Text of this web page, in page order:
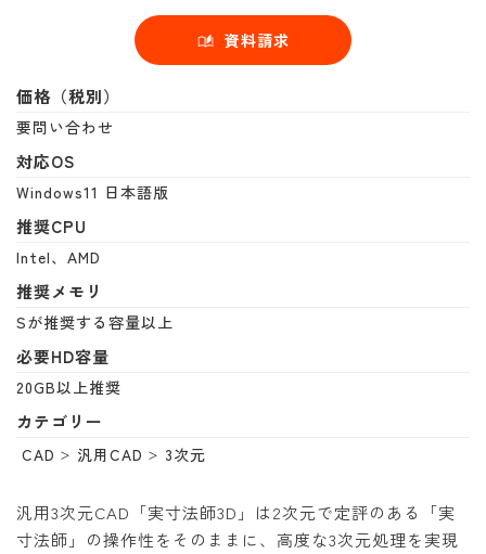
資料請求
価格（税別）
要問い合わせ
対応OS
Windows11 日本語版
推奨CPU
Intel、AMD
推奨メモリ
Sが推奨する容量以上
必要HD容量
20GB以上推奨
カテゴリー
CAD 汎用CAD 3次元
汎用3次元CAD「実寸法師3D」は2次元で定評のある「実
寸法師」の操作性をそのままに、高度な3次元処理を実現